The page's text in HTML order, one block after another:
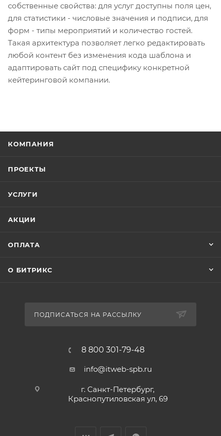
собственные свойства: для услуг доступны поля цен,
для статистики - числовые значения и подписи, для
форм - типы мероприятий и количество гостей.
Такая архитектура позволяет легко редактировать
любой контент без изменения кода шаблона и
адаптировать сайт под специфику конкретной
кейтеринговой компании.
КОМПАНИЯ
ПРОЕКТЫ
УСЛУГИ
АКЦИИ
ОПЛАТА
О БИТРИКС
ПОДПИСАТЬСЯ НА РАССЫЛКУ
8 800 301-79-48
info@itweb-spb.ru
г. Санкт-Петербург,
Краснопутиловская ул, 69